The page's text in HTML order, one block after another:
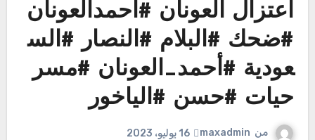
اعتزال العونان #احمدالعونان
#ضحك #البلام #النصار #الس
عودية #أحمد_العونان #مسر
حيات #حسن #الياخور
من maxadmin
16 يوليو، 2023